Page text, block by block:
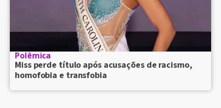
Polêmica
Miss perde título após acusações de racismo,
homofobia e transfobia